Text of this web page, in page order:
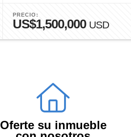
PRECIO:
US$1,500,000 USD
Oferte su inmueble